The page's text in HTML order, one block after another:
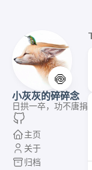
🍥
小灰灰的碎碎念
日拱一卒，功不唐捐
主页
关于
归档